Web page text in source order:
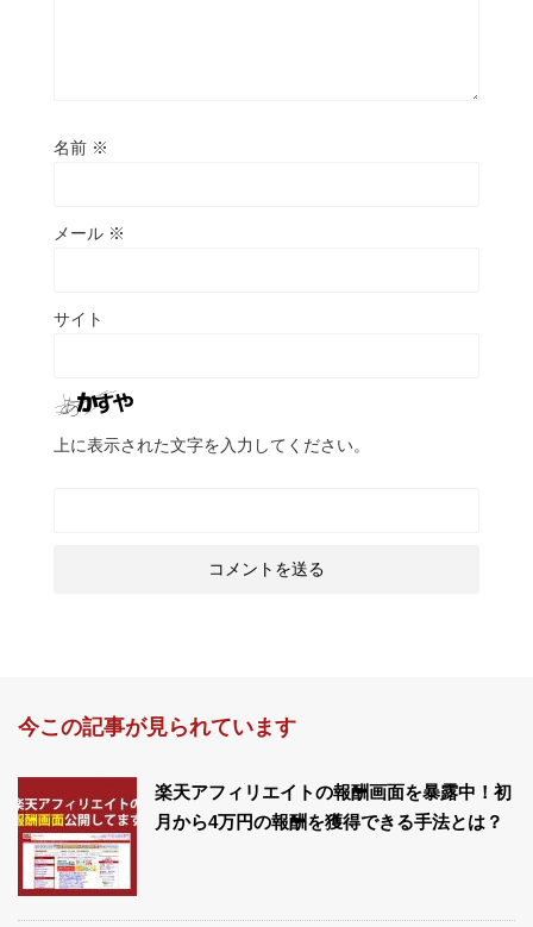
名前 ※
メール ※
サイト
上に表示された文字を入力してください。
今この記事が見られています
楽天アフィリエイトの報酬画面を暴露中！初
月から4万円の報酬を獲得できる手法とは？